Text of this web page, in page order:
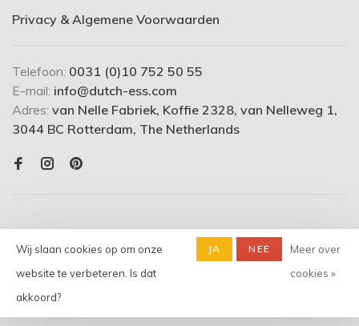
Privacy & Algemene Voorwaarden
Telefoon: 0031 (0)10 752 50 55
E-mail: info@dutch-ess.com
Adres: van Nelle Fabriek, Koffie 2328, van Nelleweg 1,
3044 BC Rotterdam, The Netherlands
© Copyright 2026 dutch-ess.com
Theme by
Wij slaan cookies op om onze
website te verbeteren. Is dat
akkoord?
JA NEE
Meer over
cookies »